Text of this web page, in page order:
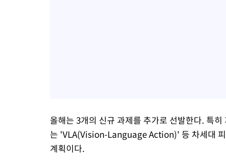
올해는 3개의 신규 과제를 추가로 선발한다. 특
는 'VLA(Vision-Language Action)' 등 차세대
계획이다.